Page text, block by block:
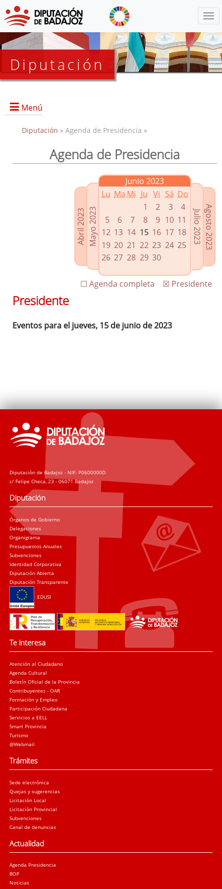
Diputación
Menú
Presidencia
Enlaces relacionados
Agenda de Presidencia
Plenos provinciales y Juntas de gobierno
Oficina de Proyectos Europeos
Diputación » Agenda de Presidencia »
Agenda de Presidencia
Abril 2023Mayo 2023
Junio 2023
Lu Ma Mi Ju Vi Sá Do
1
2 3
4
5
6 7 8 9 10 11
12 13 14 15 16 17 18
19 20 21 22 23 24 25
26 27 28 29 30
Agosto 2023
Julio 2023
☒ Presidente
☐ Agenda completa
Presidente
Eventos para el jueves, 15 de junio de 2023
Diputación de Badajoz - NIF: P0600000D
c/ Felipe Checa, 23 - 06071 Badajoz
Diputación
Órganos de Gobierno
Delegaciones
Organigrama
Presupuestos Anuales
Subvenciones
Identidad Corporativa
Diputación Abierta
Diputación Transparente
EDUSI
Te interesa
Atención al Ciudadano
Agenda Cultural
Boletín Oficial de la Provincia
Contribuyentes - OAR
Formación y Empleo
Participación Ciudadana
Servicios a EELL
Smart Provincia
Turismo
@Webmail
Trámites
Sede electrónica
Quejas y sugerencias
Licitación Local
Licitación Provincial
Subvenciones
Canal de denuncias
Actualidad
Agenda Presidencia
BOP
Noticias